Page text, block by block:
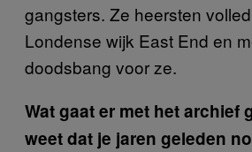
gangsters. Ze heersten
Londense wijk East End en
doodsbang voor ze.
Wat gaat er met het archief
weet dat je jaren geleden